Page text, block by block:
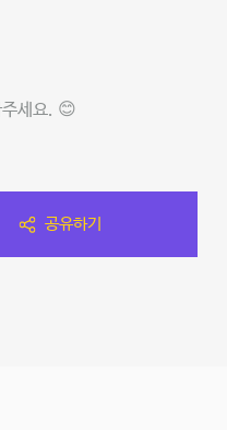
세요. 😊
공유하기